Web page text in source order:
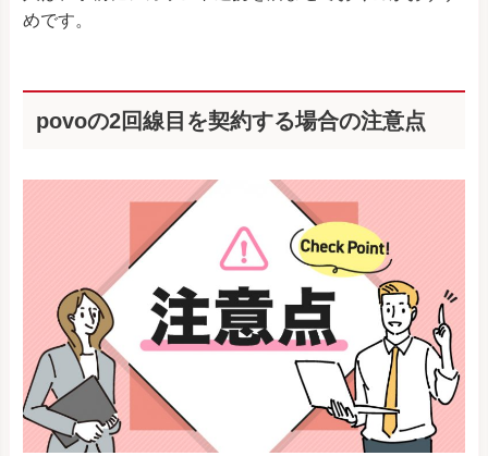
めです。
povoの2回線目を契約する場合の注意点